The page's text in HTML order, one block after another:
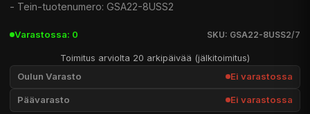
- Tein-tuotenumero: GSA22-8USS2
Varastossa: 0 SKU: GSA22-8USS2/7
Toimitus arviolta 20 arkipäivää (jälkitoimitus)
Oulun Varasto Ei varastossa
Päävarasto Ei varastossa